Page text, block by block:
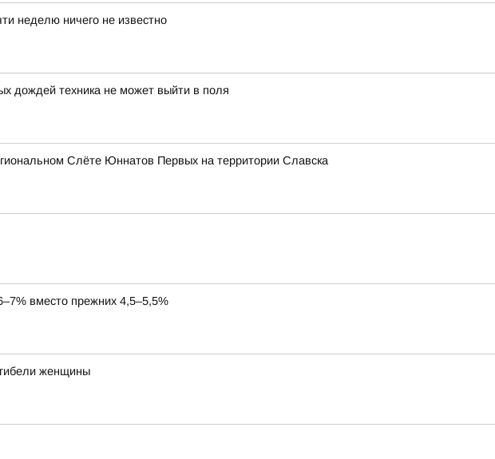
неделю ничего не известно
дождей техника не может выйти в поля
Слёте Юннатов Первых на территории Славска
вместо прежних 4,5–5,5%
женщины